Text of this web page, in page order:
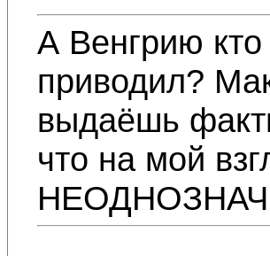
А Венгрию
приводил?
выдаёшь
что на мой